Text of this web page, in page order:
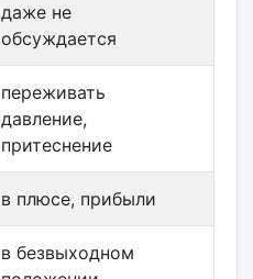
даже не
обсуждается
переживать
давление,
притеснение
в плюсе, прибыли
в безвыходном